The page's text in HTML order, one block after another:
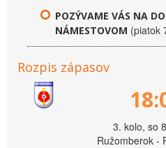
POZÝVAME VÁS NA
NÁMESTOVOM (piatok
Rozpis zápasov
3. kolo, so
Ružomberok -